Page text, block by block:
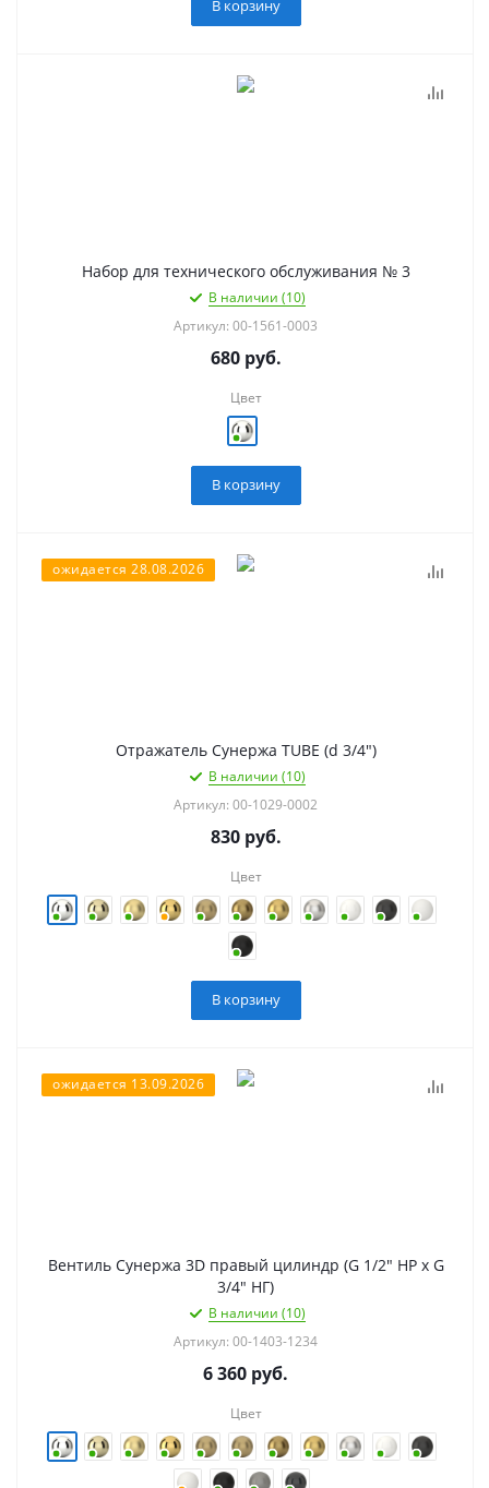
В корзину
Набор для технического обслуживания № 3
В наличии (10)
Артикул: 00-1561-0003
680руб.
Цвет
В корзину
ожидается 28.08.2026
Отражатель Сунержа TUBE (d 3/4")
В наличии (10)
Артикул: 00-1029-0002
830руб.
Цвет
В корзину
ожидается 13.09.2026
Вентиль Сунержа 3D правый цилиндр (G 1/2" НР х G
3/4" НГ)
В наличии (10)
Артикул: 00-1403-1234
6 360 руб.
Цвет